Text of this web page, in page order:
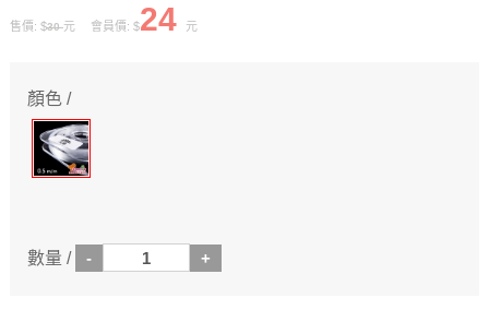
售價: $30元 會員價: $24 元
顏色 /
數量 /